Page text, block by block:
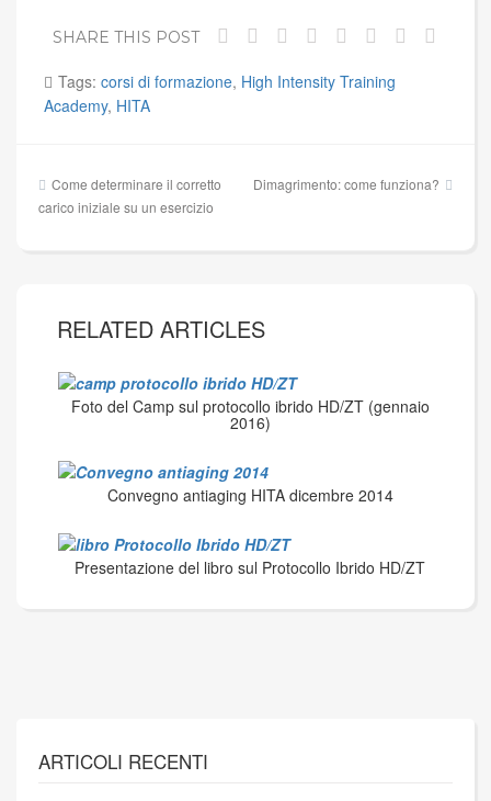
SHARE THIS POST
Tags: corsi di formazione, High Intensity Training
Academy, HITA
Navigazione
articoli
Come determinare il corretto
carico iniziale su un esercizio
Dimagrimento: come funziona?
RELATED ARTICLES
Foto del Camp sul protocollo ibrido HD/ZT (gennaio
2016)
Convegno antiaging HITA dicembre 2014
Presentazione del libro sul Protocollo Ibrido HD/ZT
ARTICOLI RECENTI